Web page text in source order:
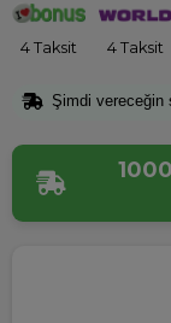
4 Taksit 4 Taksit
Şimdi vereceğin